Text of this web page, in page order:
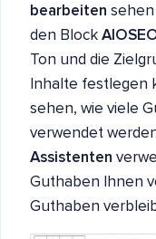
bearbeiten sehen
den Block
Ton und die
Inhalte festlegen
sehen, wie viele
verwendet
Assistenten
Guthaben Ihnen
Guthaben